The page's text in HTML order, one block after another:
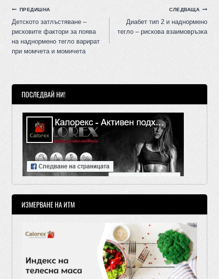
ПРЕДИШНА
Детското затлъстяване –
рисковите фактори за поява
на наднормено тегло варират
при момчета и момичета
СЛЕДВАЩА
Диабет тип 2 и наднормено
тегло – рискова взаимовръзка
ПОСЛЕДВАЙ НИ!
ИЗМЕРВАНЕ НА ИТМ